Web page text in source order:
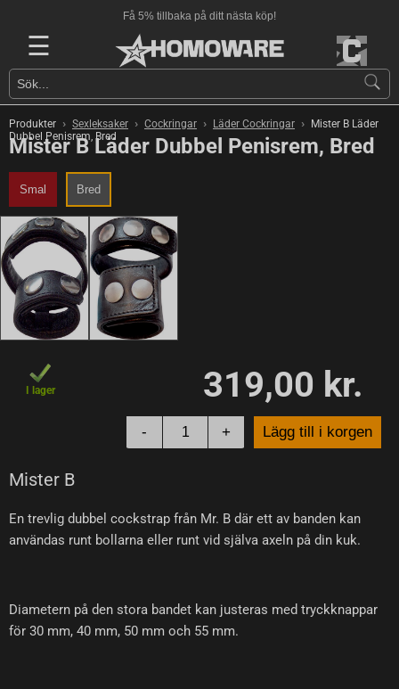
Få 5% tillbaka på ditt nästa köp!
☰
Produkter › Sexleksaker › Cockringar › Läder Cockringar ›
Mister B Läder
Dubbel Penisrem, Bred
Mister B Läder Dubbel Penisrem, Bred
Smal Bred
I lager 319,00 kr.
- + Lägg till i korgen
Mister B
En trevlig dubbel cockstrap från Mr. B där ett av banden kan
användas runt bollarna eller runt vid själva axeln på din kuk.
Diametern på den stora bandet kan justeras med tryckknappar
för 30 mm, 40 mm, 50 mm och 55 mm.